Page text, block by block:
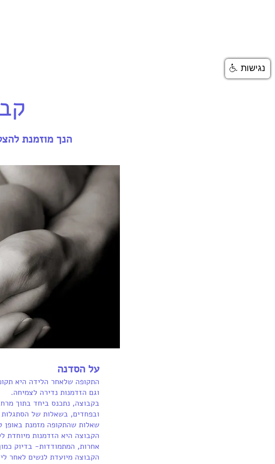
בית
הנך מוזמנת
על הסדנה
התקופה שלאחר הלידה היא
וגם הזדמנות נדירה לצמיחה.
בקבוצה, נתכנס ביחד בתוך
ובפחדים, בשאלות של
שאלות שהתקופה מזמנת באופן
הקבוצה היא הזדמנות מיוחדת
אחרות, המתמודדות- בדיוק
הקבוצה מיועדת לנשים לאחר לידה
נגישות